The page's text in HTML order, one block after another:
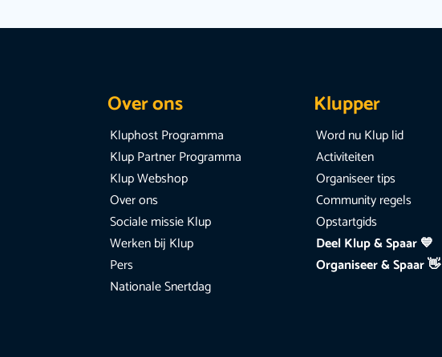
Over ons
Kluphost Programma
Klup Partner Programma
Klup Webshop
Over ons
Sociale missie Klup
Werken bij Klup
Pers
Nationale Snertdag
Klupper
Word nu Klup lid
Activiteiten
Organiseer tips
Community regels
Opstartgids
Deel Klup & Spaar 💙
Organiseer & Spaar 👋